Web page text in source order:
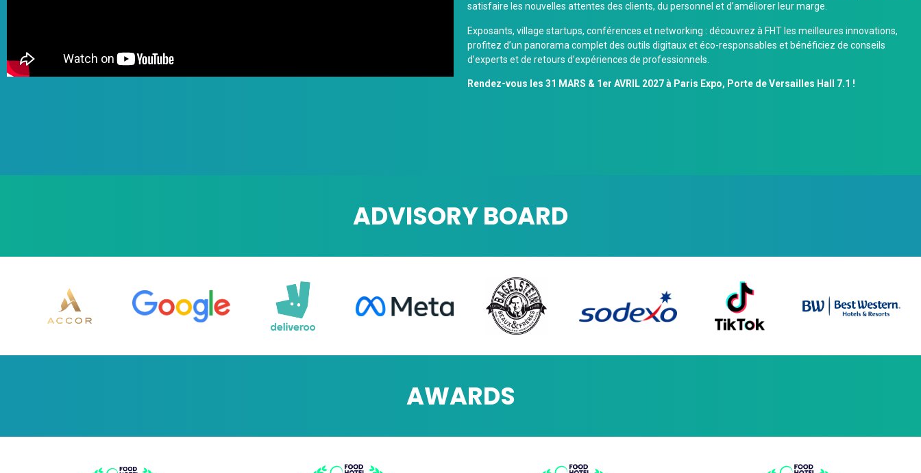
satisfaire les nouvelles attentes des clients, du personnel et d’améliorer leur marge.
Exposants, village startups, conférences et networking : découvrez à FHT les meilleures innovations,
profitez d’un panorama complet des outils digitaux et éco-responsables et bénéficiez de conseils
d’experts et de retours d’expériences de professionnels.
Rendez-vous les 31 MARS & 1er AVRIL 2027 à Paris Expo, Porte de Versailles Hall 7.1 !
ADVISORY BOARD
AWARDS